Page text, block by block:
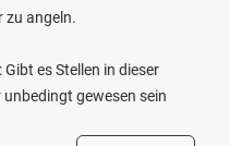
zu angeln.
es Stellen in dieser
gewesen sein